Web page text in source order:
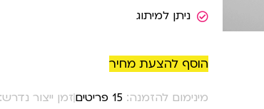
ניתן למיתוג
הוסף להצעת מחיר
מינימום להזמנה: 15 פריטים זמן ייצור נדרש: